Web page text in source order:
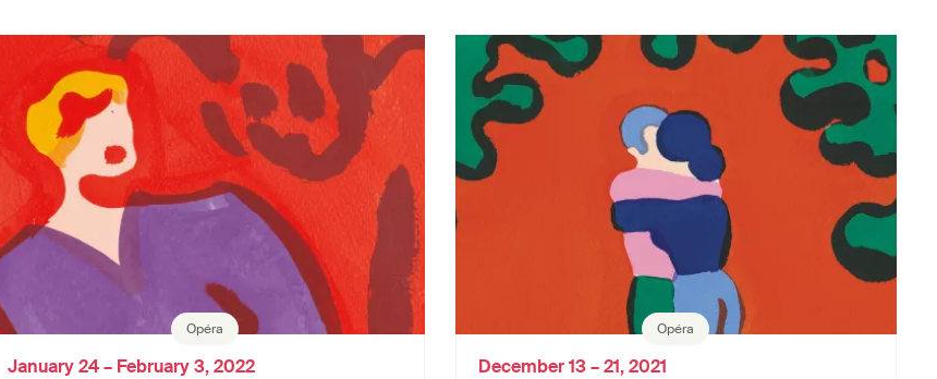
Opéra
January 24 – February 3, 2022
Opéra
December 13 – 21, 2021